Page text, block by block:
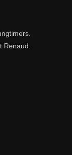
Renaud.